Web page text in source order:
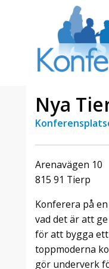
Nya
Arenavägen 10
815 91 Tierp
Konferera på
vad det är att
för att bygga ett
toppmoderna
gör underverk
av att
här är